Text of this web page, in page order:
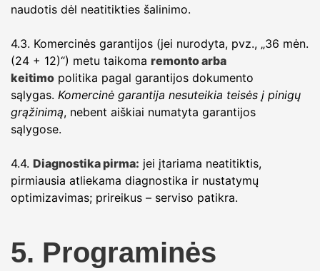
naudotis dėl neatitikties šalinimo.
4.3. Komercinės garantijos (jei nurodyta, pvz., „36 mėn.
(24 + 12)“) metu taikoma remonto arba
keitimo politika pagal garantijos dokumento
sąlygas. Komercinė garantija nesuteikia teisės į pinigų
grąžinimą, nebent aiškiai numatyta garantijos
sąlygose.
4.4. Diagnostika pirma: jei įtariama neatitiktis,
pirmiausia atliekama diagnostika ir nustatymų
optimizavimas; prireikus – serviso patikra.
5. Programinės